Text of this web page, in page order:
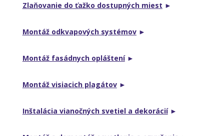
Zlaňovanie do ťažko dostupných miest ►
Montáž odkvapových systémov►
Montáž fasádnych opláštení►
Montáž visiacich plagátov►
Inštalácia vianočných svetiel a dekorácií►